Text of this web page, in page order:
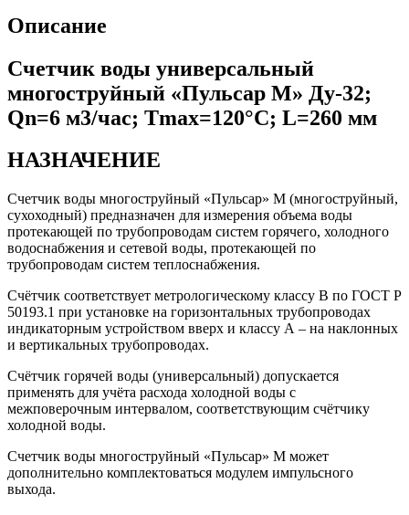
Описание
Счетчик воды универсальный
многоструйный «Пульсар М» Ду-32;
Qn=6 м3/час; Тmax=120°С; L=260 мм
НАЗНАЧЕНИЕ
Счетчик воды многоструйный «Пульсар» М (многоструйный,
сухоходный) предназначен для измерения объема воды
протекающей по трубопроводам систем горячего, холодного
водоснабжения и сетевой воды, протекающей по
трубопроводам систем теплоснабжения.
Счётчик соответствует метрологическому классу В по ГОСТ Р
50193.1 при установке на горизонтальных трубопроводах
индикаторным устройством вверх и классу А – на наклонных
и вертикальных трубопроводах.
Счётчик горячей воды (универсальный) допускается
применять для учёта расхода холодной воды с
межповерочным интервалом, соответствующим счётчику
холодной воды.
Счетчик воды многоструйный «Пульсар» М может
дополнительно комплектоваться модулем импульсного
выхода.